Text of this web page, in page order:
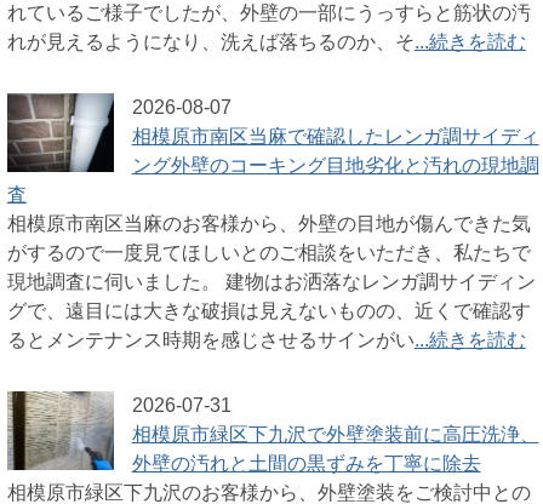
れているご様子でしたが、外壁の一部にうっすらと筋状の汚
れが見えるようになり、洗えば落ちるのか、そ...続きを読む
2026-08-07
相模原市南区当麻で確認したレンガ調サイディ
ング外壁のコーキング目地劣化と汚れの現地調
査
相模原市南区当麻のお客様から、外壁の目地が傷んできた気
がするので一度見てほしいとのご相談をいただき、私たちで
現地調査に伺いました。 建物はお洒落なレンガ調サイディン
グで、遠目には大きな破損は見えないものの、近くで確認す
るとメンテナンス時期を感じさせるサインがい...続きを読む
2026-07-31
相模原市緑区下九沢で外壁塗装前に高圧洗浄、
外壁の汚れと土間の黒ずみを丁寧に除去
相模原市緑区下九沢のお客様から、外壁塗装をご検討中との